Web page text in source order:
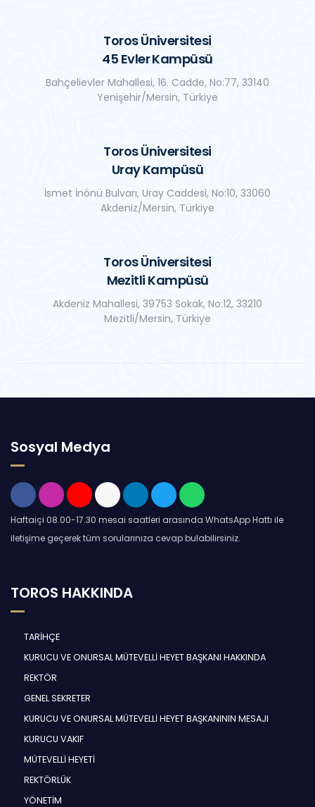
Toros Üniversitesi
45 Evler Kampüsü
Bahçelievler Mahallesi, 16. Cadde, No:77, 33140
Yenişehir/Mersin, Türkiye
Toros Üniversitesi
Uray Kampüsü
İsmet İnönü Bulvarı, Uray Caddesi, No:10, 33060
Akdeniz/Mersin, Türkiye
Toros Üniversitesi
Mezitli Kampüsü
Akdeniz Mahallesi, 39753 Sokak, No:12, 33210
Mezitli/Mersin, Türkiye
Sosyal Medya
Haftaiçi 08.00-17.30 mesai saatleri arasında WhatsApp Hattı ile
iletişime geçerek tüm sorularınıza cevap bulabilirsiniz.
TOROS HAKKINDA
TARİHÇE
KURUCU VE ONURSAL MÜTEVELLİ HEYET BAŞKANI HAKKINDA
REKTÖR
GENEL SEKRETER
KURUCU VE ONURSAL MÜTEVELLİ HEYET BAŞKANININ MESAJI
KURUCU VAKIF
MÜTEVELLİ HEYETİ
REKTÖRLÜK
YÖNETİM